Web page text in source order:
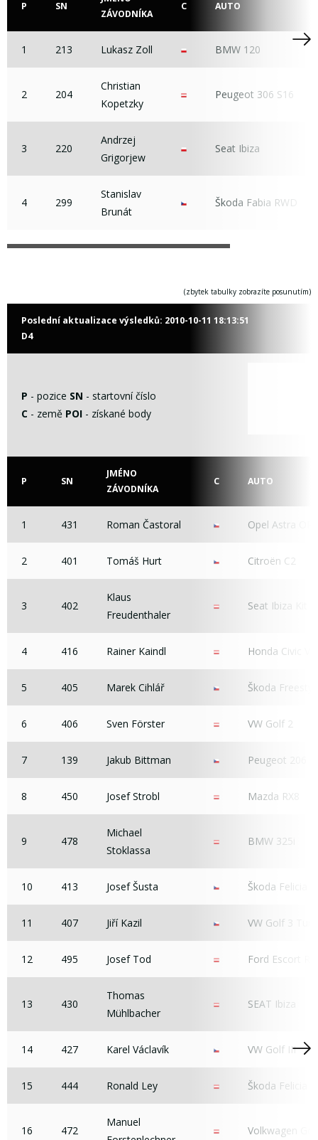
P SN
ZÁVODNÍKA
C AUTO
1 213 Lukasz Zoll BMW 120
2 204
Christian
Kopetzky
Peugeot 306 S16
3 220
Andrzej
Grigorjew
Seat Ibiza
4 299
Stanislav
Brunát
Škoda Fabia RWD
(zbytek tabulky zobrazíte posunutím)
Poslední aktualizace výsledků: 2010-10-11 18:13:51
D4
P - pozice SN - startovní číslo
C - země POI - získané body
P SN
JMÉNO
ZÁVODNÍKA
C AUTO
1 431 Roman Častoral Opel Astra
2 401 Tomáš Hurt Citroën C2
3 402
Klaus
Freudenthaler
Seat Ibiza Kit
4 416 Rainer Kaindl Honda Civic
5 405 Marek Cihlář Škoda
6 406 Sven Förster VW Golf 2
7 139 Jakub Bittman Peugeot 206
8 450 Josef Strobl Mazda RX8
9 478
Michael
Stoklassa
BMW 325i
10 413 Josef Šusta Škoda Felicia
11 407 Jiří Kazil VW Golf 3
12 495 Josef Tod Ford Escort
13 430
Thomas
Mühlbacher
SEAT Ibiza
14 427 Karel Václavík VW Golf III
15 444 Ronald Ley Škoda Felicia
16 472
Manuel
Volkwagen